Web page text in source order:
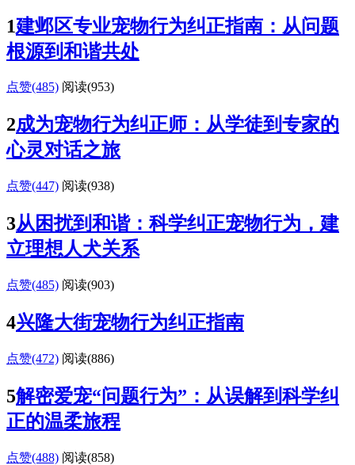
1建邺区专业宠物行为纠正指南：从问题
根源到和谐共处
点赞(485) 阅读(953)
2成为宠物行为纠正师：从学徒到专家的
心灵对话之旅
点赞(447) 阅读(938)
3从困扰到和谐：科学纠正宠物行为，建
立理想人犬关系
点赞(485) 阅读(903)
4兴隆大街宠物行为纠正指南
点赞(472) 阅读(886)
5解密爱宠“问题行为”：从误解到科学纠
正的温柔旅程
点赞(488) 阅读(858)